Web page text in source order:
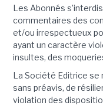
Les Abonnés
commentaires des
et/ou irrespectueux
ayant un caractère
insultes, des
La Société Editrice
sans préavis, de
violation des